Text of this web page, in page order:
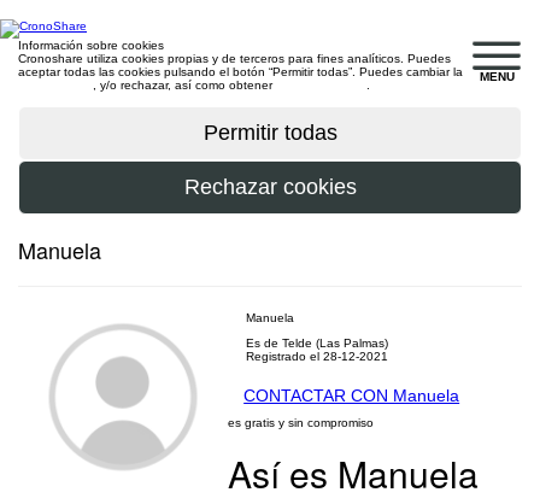
MENU
Información sobre cookies
Cronoshare utiliza cookies propias y de terceros para fines analíticos. Puedes
aceptar todas las cookies pulsando el botón “Permitir todas”. Puedes cambiar la
, y/o rechazar, así como obtener
Manuela
Manuela
Es de Telde (Las Palmas)
Registrado el 28-12-2021
CONTACTAR CON Manuela
es gratis y sin compromiso
Así es Manuela